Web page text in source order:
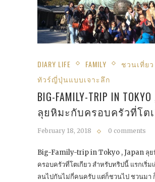
DIARY LIFE FAMILY
ชวนเที่ย
ทัวร์ญี่ปุ่นแบบเจาะลึก
BIG-FAMILY-TRIP IN TOKYO
ลุยหิมะกับครอบครัวที่โต
February 18, 2018 0 comments
Big-Family-trip in Tokyo , Japan ลุ
ครอบครัวที่โตเกียว สำหรับทริปนี้ แรกเริ่ม
ลนไปกันไม่กี่คนครับ แต่ก็ชวนไป ชวนมา